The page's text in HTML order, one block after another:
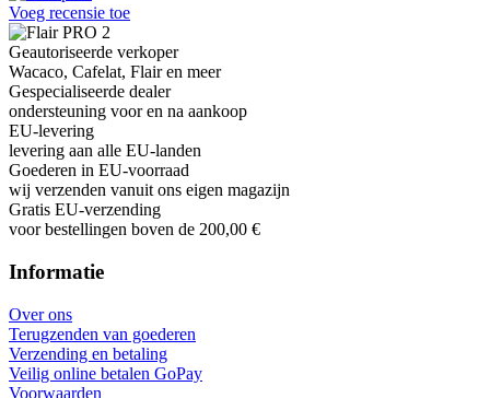
Voeg recensie toe
Geautoriseerde verkoper
Wacaco, Cafelat, Flair en meer
Gespecialiseerde dealer
ondersteuning voor en na aankoop
EU-levering
levering aan alle EU-landen
Goederen in EU-voorraad
wij verzenden vanuit ons eigen magazijn
Gratis EU-verzending
voor bestellingen boven de 200,00 €
Informatie
Over ons
Terugzenden van goederen
Verzending en betaling
Veilig online betalen GoPay
Voorwaarden